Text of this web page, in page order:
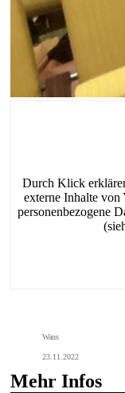
Durch Klick
externe Inhalte von
personenbezogene
Wans
23.11.2022
Mehr Infos